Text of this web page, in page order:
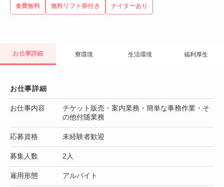
食費無料 無料リフト券付き ナイターあり
お仕事詳細 寮環境 生活環境 福利厚生
お仕事詳細
お仕事内容
チケット販売・案内業務・簡単な事務作業・そ
の他付随業務
応募資格 未経験者歓迎
募集人数 2人
雇用形態 アルバイト